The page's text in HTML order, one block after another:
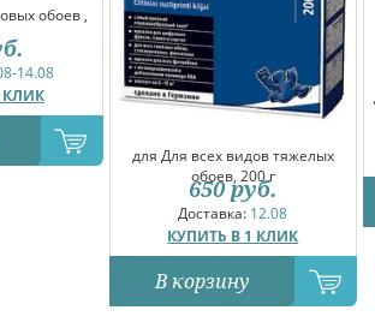
обоев ,
14.08
КЛИК
для Для всех видов тяжелых
обоев, 200 г
Доставка: 12.08
КУПИТЬ В 1 КЛИК
650 руб.
В корзину